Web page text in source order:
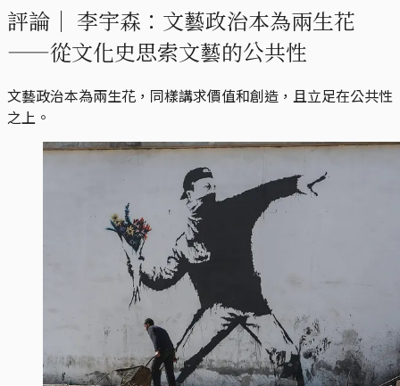
評論｜ 李宇森：文藝政治本為兩生花
——從文化史思索文藝的公共性
文藝政治本為兩生花，同樣講求價值和創造，且立足在公共性
之上。